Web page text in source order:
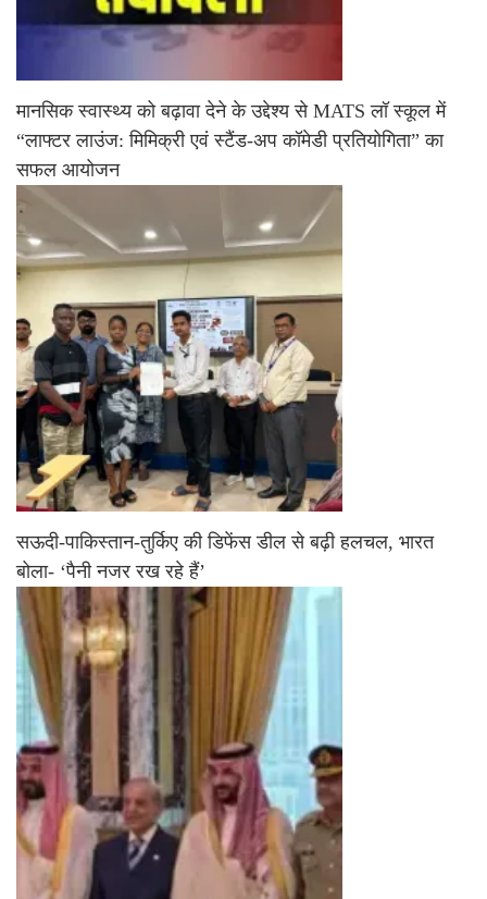
मानसिक स्वास्थ्य को बढ़ावा देने के उद्देश्य से MATS लॉ स्कूल में
“लाफ्टर लाउंज: मिमिक्री एवं स्टैंड-अप कॉमेडी प्रतियोगिता” का
सफल आयोजन
सऊदी-पाकिस्तान-तुर्किए की डिफेंस डील से बढ़ी हलचल, भारत
बोला- ‘पैनी नजर रख रहे हैं’